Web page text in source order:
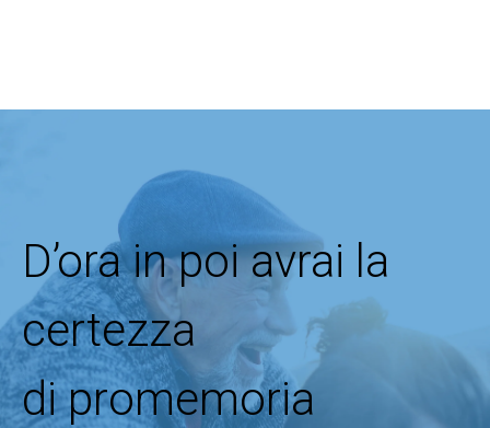
D’ora in poi avrai la
certezza
di promemoria